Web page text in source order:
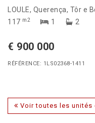
LOULE, Querença, Tôr e
117 m2 1 2
€ 900 000
RÉFÉRENCE: 1LS02368-1411
Voir toutes les unités